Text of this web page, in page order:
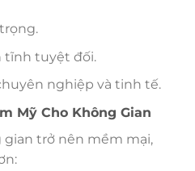
tĩnh tuyệt đối.
nghiệp và tinh tế.
Mỹ Cho Không Gian
trở nên mềm mại,